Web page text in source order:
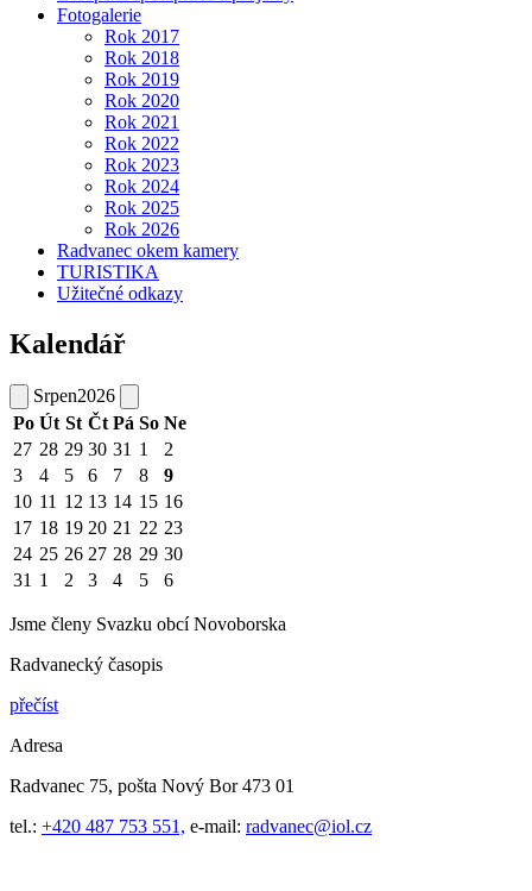
Fotogalerie
Rok 2017
Rok 2018
Rok 2019
Rok 2020
Rok 2021
Rok 2022
Rok 2023
Rok 2024
Rok 2025
Rok 2026
Radvanec okem kamery
TURISTIKA
Užitečné odkazy
Kalendář
Srpen2026
Po Út St Čt Pá So Ne
27 28 29 30 31 1
2
3
4 5 6 7 8
9
10 11 12 13 14 15 16
17 18 19 20 21 22 23
24 25 26 27 28 29 30
31 1 2 3 4 5 6
Jsme členy Svazku obcí Novoborska
Radvanecký časopis
přečíst
Adresa
Radvanec 75, pošta Nový Bor 473 01
tel.: +420 487 753 551, e-mail: radvanec@iol.cz